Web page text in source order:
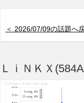
＜ 2026/07/09の話題へ
ＬｉＮＫＸ